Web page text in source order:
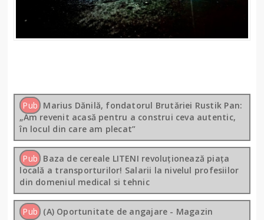
Pub Marius Dănilă, fondatorul Brutăriei Rustik Pan:
„Am revenit acasă pentru a construi ceva autentic,
în locul din care am plecat”
Pub Baza de cereale LITENI revoluționează piața
locală a transporturilor! Salarii la nivelul profesiilor
din domeniul medical si tehnic
Pub (A) Oportunitate de angajare - Magazin